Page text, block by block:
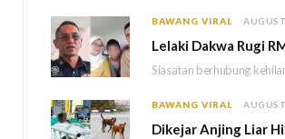
BAWANG VIRAL
BAWANG VIRAL